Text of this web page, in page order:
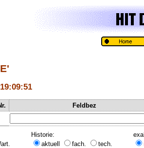
Feldbez
Historie:
aktuell
fach. tech.